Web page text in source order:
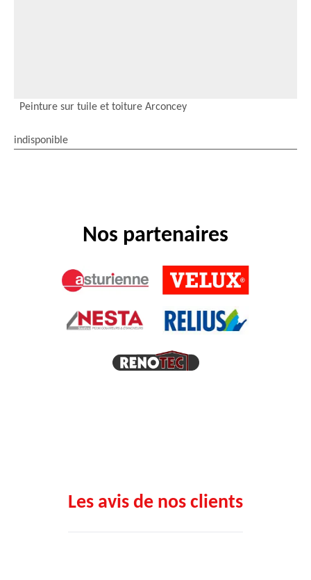
Peinture sur tuile et toiture Arconcey
indisponible
Nos partenaires
Les avis de nos clients